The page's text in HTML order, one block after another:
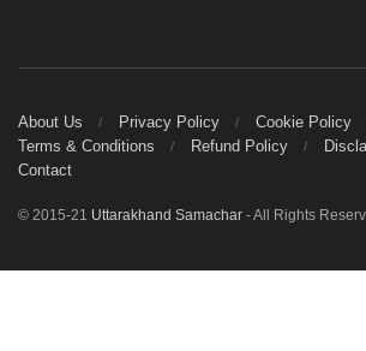
About Us Privacy Policy
Cookie Policy
Terms & Conditions
Refund Policy
Contact
© 2015-21 Uttarakhand Samachar - All Rights